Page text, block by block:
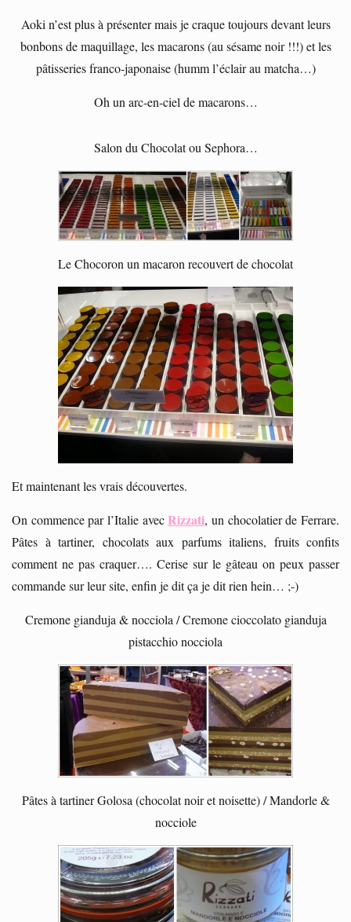
Aoki n’est plus à présenter mais je craque toujours devant leurs
bonbons de maquillage, les macarons (au sésame noir !!!) et les
pâtisseries franco-japonaise (humm l’éclair au matcha…)
Oh un arc-en-ciel de macarons…
Salon du Chocolat ou Sephora…
Le Chocoron un macaron recouvert de chocolat
Et maintenant les vrais découvertes.
On commence par l’Italie avecRizzati, un chocolatier de Ferrare.
Pâtes à tartiner, chocolats aux parfums italiens, fruits confits
comment ne pas craquer…. Cerise sur le gâteau on peux passer
commande sur leur site, enfin je dit ça je dit rien hein… ;-)
Cremone gianduja & nocciola / Cremone cioccolato gianduja
pistacchio nocciola
Pâtes à tartiner Golosa (chocolat noir et noisette) / Mandorle &
nocciole